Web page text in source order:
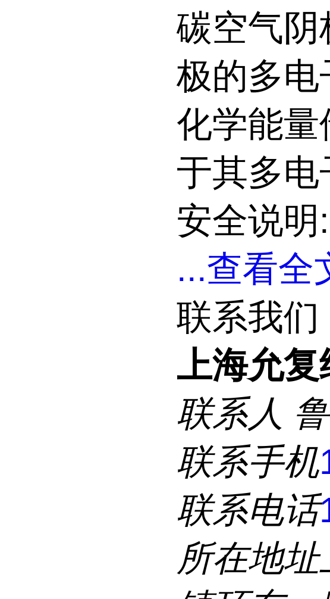
碳空气阴
极的多
化学能量
于其多电
安全说明
...查看全
联系我们
上海允复
联系人
联系手机
联系电话
所在地址